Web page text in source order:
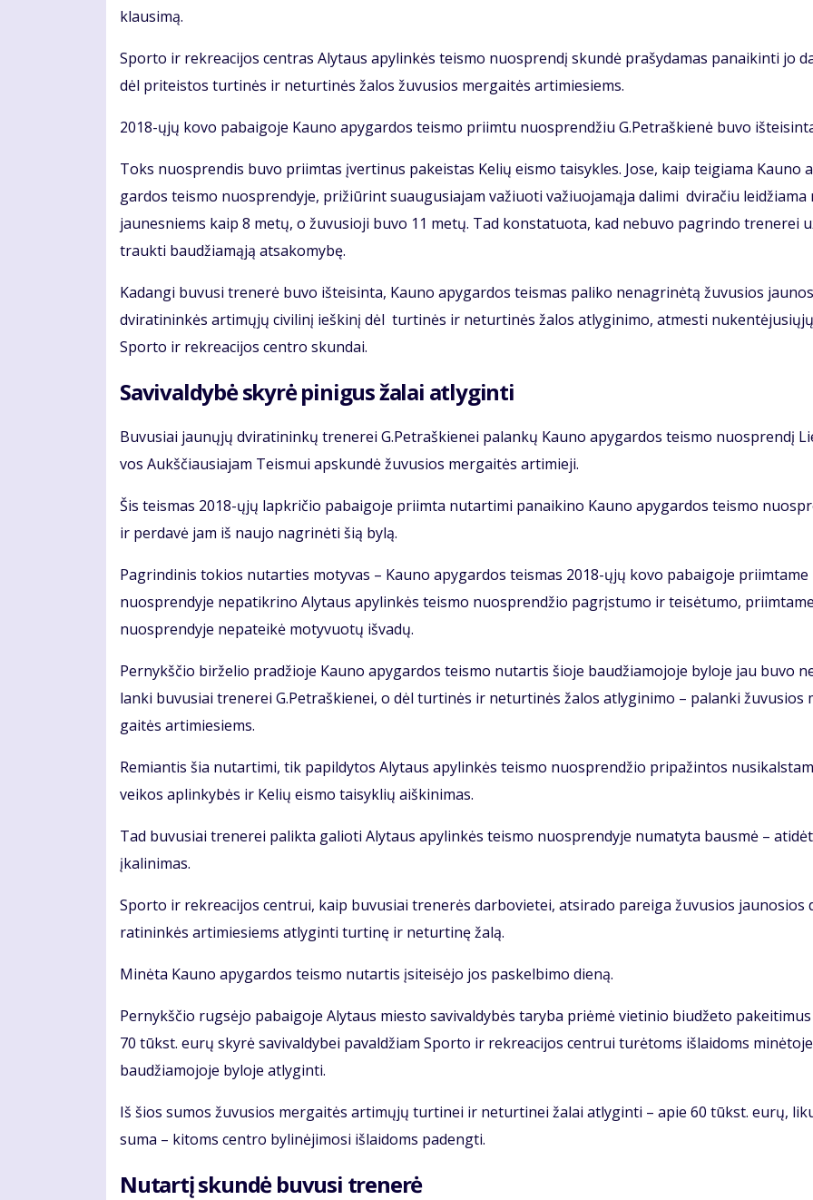
klau­si­mą.
Spor­to ir rek­re­a­ci­jos cen­tras Aly­taus apy­lin­kės teis­mo nuosp­ren­dį skun­dė pra­šy­da­mas pa­nai­kin­ti jo
dėl pri­teis­tos tur­ti­nės ir ne­tur­ti­nės ža­los žu­vu­sios mer­gai­tės ar­ti­mie­siems.
2018-ųjų ko­vo pa­bai­go­je Kau­no apy­gar­dos teis­mo pri­im­tu nuosp­ren­džiu G.Pet­raš­kie­nė bu­vo
Toks nuosp­ren­dis bu­vo pri­im­tas įver­ti­nus pa­keis­tas Ke­lių eis­mo tai­syk­les. Jo­se, kaip tei­gia­ma Kau­no
gar­dos teis­mo nuosp­ren­dy­je, pri­žiū­rint su­au­gu­sia­jam va­žiuo­ti va­žiuo­ja­mą­ja da­li­mi dvi­ra­čiu lei­džia­ma
jau­nes­niems kaip 8 me­tų, o žu­vu­sio­ji bu­vo 11 me­tų. Tad kon­sta­tuo­ta, kad ne­bu­vo pa­grin­do tre­ne­rei
trauk­ti bau­džia­mą­ją at­sa­ko­my­bę.
Ka­dan­gi bu­vu­si tre­ne­rė bu­vo iš­tei­sin­ta, Kau­no apy­gar­dos teis­mas pa­li­ko ne­nag­ri­nė­tą žu­vu­sios
dvi­ra­ti­nin­kės ar­ti­mų­jų ci­vi­li­nį ieš­ki­nį dėl tur­ti­nės ir ne­tur­ti­nės ža­los at­ly­gi­ni­mo, at­mes­ti
Spor­to ir rek­re­a­ci­jos cen­tro skun­dai.
Sa­vi­val­dy­bė sky­rė pi­ni­gus ža­lai at­ly­gin­ti
Bu­vu­siai jau­nų­jų dvi­ra­ti­nin­kų tre­ne­rei G.Pet­raš­kie­nei pa­lan­kų Kau­no apy­gar­dos teis­mo nuosp­ren­dį
vos Aukš­čiau­sia­jam Teis­mui ap­skun­dė žu­vu­sios mer­gai­tės ar­ti­mie­ji.
Šis teis­mas 2018-ųjų lap­kri­čio pa­bai­go­je pri­im­ta nu­tar­ti­mi pa­nai­ki­no Kau­no apy­gar­dos teis­mo
ir per­da­vė jam iš nau­jo nag­ri­nė­ti šią by­lą.
Pa­grin­di­nis to­kios nu­tar­ties mo­ty­vas – Kau­no apy­gar­dos teis­mas 2018-ųjų ko­vo pa­bai­go­je pri­im­ta­me
nuosp­ren­dy­je ne­pa­tik­ri­no Aly­taus apy­lin­kės teis­mo nuosp­ren­džio pa­grįs­tu­mo ir tei­sė­tu­mo, pri­im­ta­me
nuosp­ren­dy­je ne­pa­tei­kė mo­ty­vuo­tų iš­va­dų.
Per­nykš­čio bir­že­lio pra­džio­je Kau­no apy­gar­dos teis­mo nu­tar­tis šio­je bau­džia­mo­jo­je by­lo­je jau bu­vo
lan­ki bu­vu­siai tre­ne­rei G.Pet­raš­kie­nei, o dėl tur­ti­nės ir ne­tur­ti­nės ža­los at­ly­gi­ni­mo – pa­lan­ki žu­vu­sios
gai­tės ar­ti­mie­siems.
Re­mian­tis šia nu­tar­ti­mi, tik pa­pil­dy­tos Aly­taus apy­lin­kės teis­mo nuosp­ren­džio pri­pa­žin­tos
vei­kos ap­lin­ky­bės ir Ke­lių eis­mo tai­syk­lių aiš­ki­ni­mas.
Tad bu­vu­siai tre­ne­rei pa­lik­ta ga­lio­ti Aly­taus apy­lin­kės teis­mo nuosp­ren­dy­je nu­ma­ty­ta baus­mė –
įka­li­ni­mas.
Spor­to ir rek­re­a­ci­jos cen­trui, kaip bu­vu­siai tre­ne­rės dar­bo­vie­tei, at­si­ra­do pa­rei­ga žu­vu­sios jau­no­sios
ra­ti­nin­kės ar­ti­mie­siems at­ly­gin­ti tur­ti­nę ir ne­tur­ti­nę ža­lą.
Mi­nė­ta Kau­no apy­gar­dos teis­mo nu­tar­tis įsi­tei­sė­jo jos pa­skel­bi­mo die­ną.
Per­nykš­čio rug­sė­jo pa­bai­go­je Aly­taus mies­to sa­vi­val­dy­bės ta­ry­ba pri­ėmė vie­ti­nio biu­dže­to
70 tūkst. eu­rų sky­rė sa­vi­val­dy­bei pa­val­džiam Spor­to ir rek­re­a­ci­jos cen­trui tu­rė­toms iš­lai­doms mi­nė­to­je
bau­džia­mo­jo­je by­lo­je at­ly­gin­ti.
Iš šios su­mos žu­vu­sios mer­gai­tės ar­ti­mų­jų tur­ti­nei ir ne­tur­ti­nei ža­lai at­ly­gin­ti – apie 60 tūkst. eu­rų,
su­ma – ki­toms cen­tro by­li­nė­ji­mo­si iš­lai­doms pa­deng­ti.
Nu­tar­tį skun­dė bu­vu­si tre­ne­rė